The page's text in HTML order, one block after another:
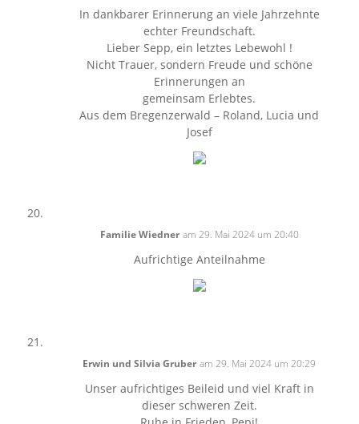
In dankbarer Erinnerung an viele Jahrzehnte
echter Freundschaft.
Lieber Sepp, ein letztes Lebewohl !
Nicht Trauer, sondern Freude und schöne
Erinnerungen an
gemeinsam Erlebtes.
Aus dem Bregenzerwald – Roland, Lucia und
Josef
Familie Wiedner am 29. Mai 2024 um 20:40
Aufrichtige Anteilnahme
Erwin und Silvia Gruber am 29. Mai 2024 um 20:29
Unser aufrichtiges Beileid und viel Kraft in
dieser schweren Zeit.